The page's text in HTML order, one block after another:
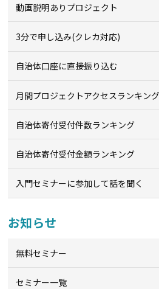
動画説明ありプロジェクト
3分で申し込み(クレカ対応)
自治体口座に直接振り込む
月間プロジェクトアクセスランキング
自治体寄付受付件数ランキング
自治体寄付受付金額ランキング
入門セミナーに参加して話を聞く
お知らせ
無料セミナー
セミナー一覧